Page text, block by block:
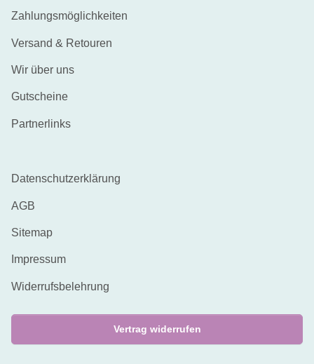
Zahlungsmöglichkeiten
Versand & Retouren
Wir über uns
Gutscheine
Partnerlinks
Datenschutzerklärung
AGB
Sitemap
Impressum
Widerrufsbelehrung
Vertrag widerrufen